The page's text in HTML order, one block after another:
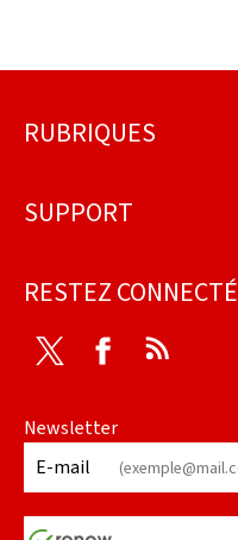
Pied
page
RUBRIQUES
SUPPORT
RESTEZ CONNECTÉ
Twitter Facebook
Newsletter
E-mail